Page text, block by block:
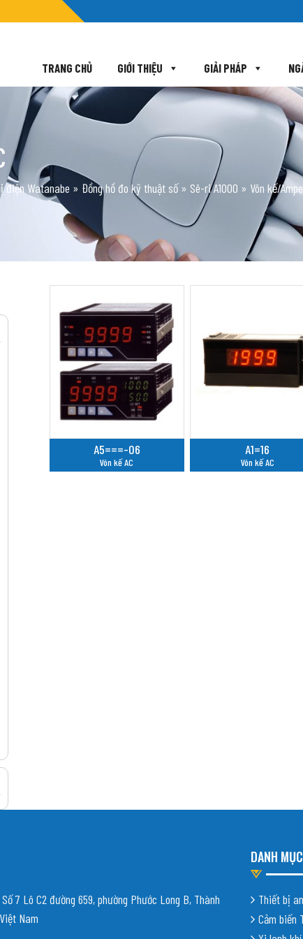
TRANG CHỦ GIỚI THIỆU GIẢI PHÁP
điện Watanabe » Đồng hồ đo kỹ thuật số» Sê-ri A1000 » Vôn kế/
A5===-06
Vôn kế AC
A1=16
Vôn kế AC
Số 7 Lô C2 đường 659, phường Phước Long B, Thành
Nam
DANH
Thiết bị
Cảm biến